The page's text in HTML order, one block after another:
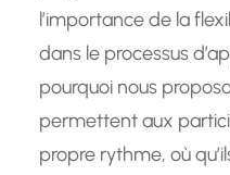
l’importance de la
dans le processus
pourquoi nous
permettent aux
propre rythme, où